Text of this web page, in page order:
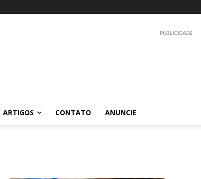
PUBLICIDADE
ARTIGOS CONTATO ANUNCIE